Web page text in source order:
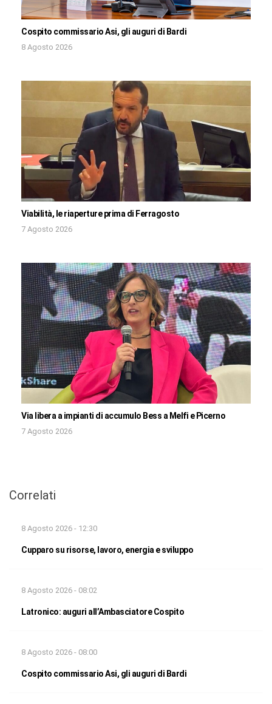
Cospito commissario Asi, gli auguri di Bardi
8 Agosto 2026
Viabilità, le riaperture prima di Ferragosto
7 Agosto 2026
Via libera a impianti di accumulo Bess a Melfi e Picerno
7 Agosto 2026
Correlati
8 Agosto 2026 - 12:30
Cupparo su risorse, lavoro, energia e sviluppo
8 Agosto 2026 - 08:02
Latronico: auguri all’Ambasciatore Cospito
8 Agosto 2026 - 08:00
Cospito commissario Asi, gli auguri di Bardi